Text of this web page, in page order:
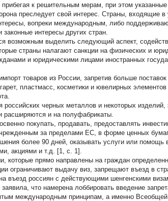
к решительным мерам, при этом
преследует свой интерес. Страны, входящие в
вопреки международным, либо
интересы других стран.
возможным выделить следующий аспект,
страны налагают санкции на физических и
и юридическими лицами иностранных
товаров из России, запретив больше поставок
пластмасс, косметики и ювелирных
черных металлов и некоторых изделий,
расширяются и на полуфабрикаты.
покупать, продавать, предоставлять
за пределами ЕС, в форме ценных
более 90 дней, оказывать услуги или
акциями и т.д. [1, с. 1].
которые прямо направлены на граждан
ограничивают выдачу виз, запрещают въезд в
въезд россиян с действующими шенгенскими
что намерена лоббировать введение
международным принципам, а именно